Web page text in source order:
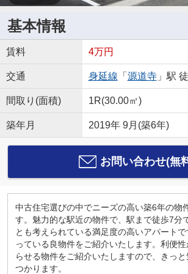
基本情報
賃料 4万円
交通 身延線 「 源道寺」駅
間取り(面積) 1R(30.00㎡)
築年月 2019年 9月(築6年)
お問い合わせ(無
中古住宅選びの中でニーズの高い築6年の物
す。魅力的な駅近の物件で、駅まで徒歩7分
とも考えられている満足度の高いアパート
っている良物件をご紹介いたします。利便
らせる物件をご紹介いたしますので、きっ
つかります。